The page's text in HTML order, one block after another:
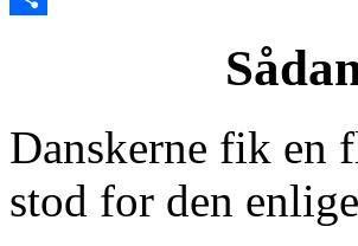
Danskerne fik en
stod for den